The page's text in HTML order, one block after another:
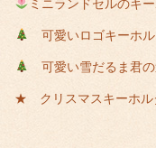
ミニランドセルのキ
可愛いロゴキーホ
可愛い雪だるま君
★ クリスマスキーホ